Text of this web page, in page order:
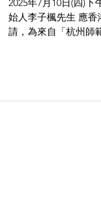
2025年7月10日(四)下
始人李子楓先生 應香
請，為來自「杭州師